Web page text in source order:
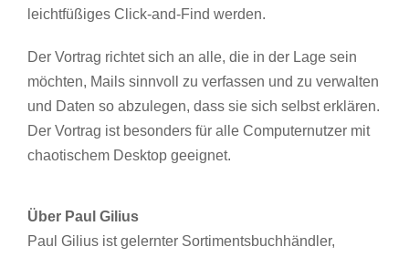
leichtfüßiges Click-and-Find werden.
Der Vortrag richtet sich an alle, die in der Lage sein
möchten, Mails sinnvoll zu verfassen und zu verwalten
und Daten so abzulegen, dass sie sich selbst erklären.
Der Vortrag ist besonders für alle Computernutzer mit
chaotischem Desktop geeignet.
Über Paul Gilius
Paul Gilius ist gelernter Sortimentsbuchhändler,